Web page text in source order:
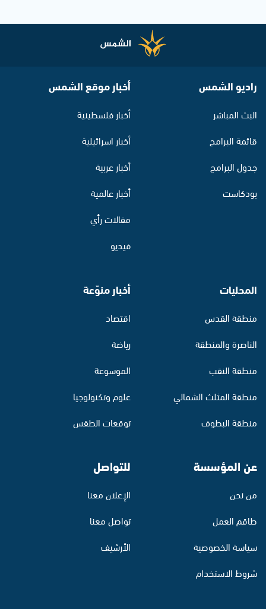
راديو الشمس
البث المباشر
قائمة البرامج
جدول البرامج
بودكاست
أخبار موقع الشمس
أخبار فلسطينية
أخبار اسرائيلية
أخبار عربية
أخبار عالمية
مقالات رأي
فيديو
المحليات
منطقة القدس
الناصرة والمنطقة
منطقة النقب
منطقة المثلث الشمالي
منطقة البطوف
أخبار منوّعة
اقتصاد
رياضة
الموسوعة
علوم وتكنولوجيا
توقعات الطقس
عن المؤسسة
من نحن
طاقم العمل
سياسة الخصوصية
شروط الاستخدام
للتواصل
الإعلان معنا
تواصل معنا
الأرشيف